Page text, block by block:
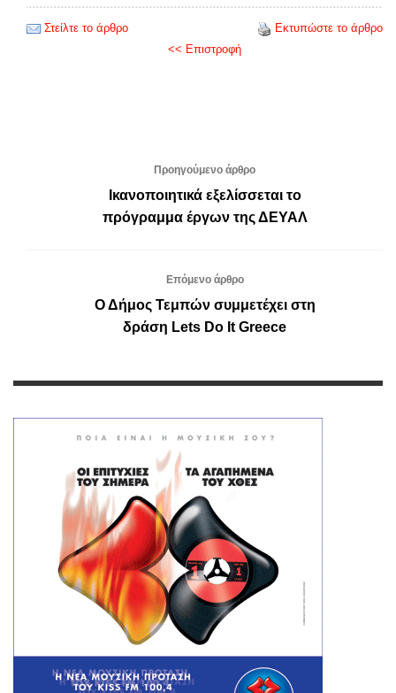
Στείλτε το άρθρο
Εκτυπώστε το άρθρο
<< Επιστροφή
Προηγούμενο άρθρο
Ικανοποιητικά εξελίσσεται το
πρόγραμμα έργων της ΔΕΥΑΛ
Επόμενο άρθρο
Ο Δήμος Τεμπών συμμετέχει στη
δράση Lets Do It Greece